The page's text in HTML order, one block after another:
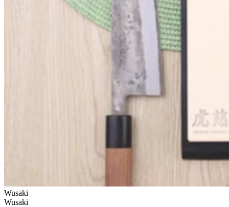
Wusaki
Wusaki